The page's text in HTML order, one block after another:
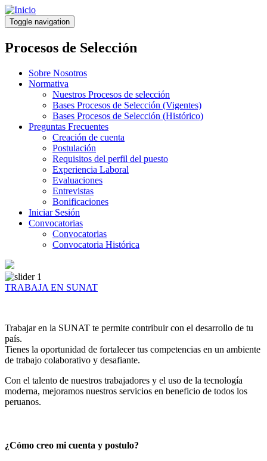
Pasar
al
contenido
principal
Toggle navigation
Procesos de Selección
Sobre Nosotros
Normativa
Nuestros Procesos de selección
Bases Procesos de Selección (Vigentes)
Bases Procesos de Selección (Histórico)
Preguntas Frecuentes
Creación de cuenta
Postulación
Requisitos del perfil del puesto
Experiencia Laboral
Evaluaciones
Entrevistas
Bonificaciones
Iniciar Sesión
Convocatorias
Convocatorias
Convocatoria Histórica
TRABAJA EN SUNAT
Trabajar en la SUNAT te permite contribuir con el desarrollo de tu
país.
Tienes la oportunidad de fortalecer tus competencias en un ambiente
de trabajo colaborativo y desafiante.
Con el talento de nuestros trabajadores y el uso de la tecnología
moderna, mejoramos nuestros servicios en beneficio de todos los
peruanos.
¿Cómo creo mi cuenta y postulo?